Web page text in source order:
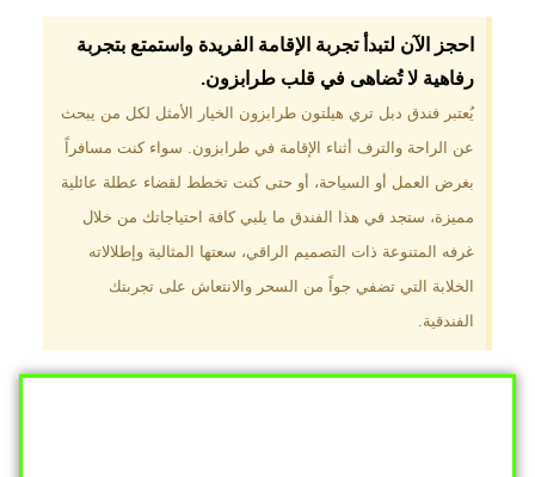
لماذا تختار فندق دبل
تري هيلتون
طرابزون؟
موقع مميز في قلب طرابزون بالقرب
من أهم المعالم السياحية. إطلالات
الخضراء. مرافق متكاملة تشمل
مسبحًا داخليًا، سبا، صالة ألعاب
رياضية، ومطاعم عالمية.
Click Here
احجز الآن لتبدأ تجربة الإقامة الفريدة واستمتع بتجربة
رفاهية لا تُضاهى في قلب طرابزون.​
يُعتبر فندق دبل تري هيلتون طرابزون الخيار الأمثل لكل من يبحث
عن الراحة والترف أثناء الإقامة في طرابزون. سواء كنت مسافراً
بغرض العمل أو السياحة، أو حتى كنت تخطط لقضاء عطلة عائلية
مميزة، ستجد في هذا الفندق ما يلبي كافة احتياجاتك من خلال
غرفه المتنوعة ذات التصميم الراقي، سعتها المثالية وإطلالاته
الخلابة التي تضفي جواً من السحر والانتعاش على تجربتك
الفندقية.